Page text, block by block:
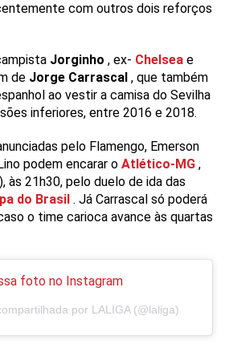
com outros dois reforços
Jorginho , ex- Chelsea e
de Jorge Carrascal , que também
ao vestir a camisa do Sevilha
inferiores, entre 2016 e 2018.
pelo Flamengo, Emerson
podem encarar o Atlético-MG ,
às 21h30, pelo duelo de ida das
do Brasil . Já Carrascal só poderá
o time carioca avance às quartas
foto no Instagram
por LALIGA (@laliga)